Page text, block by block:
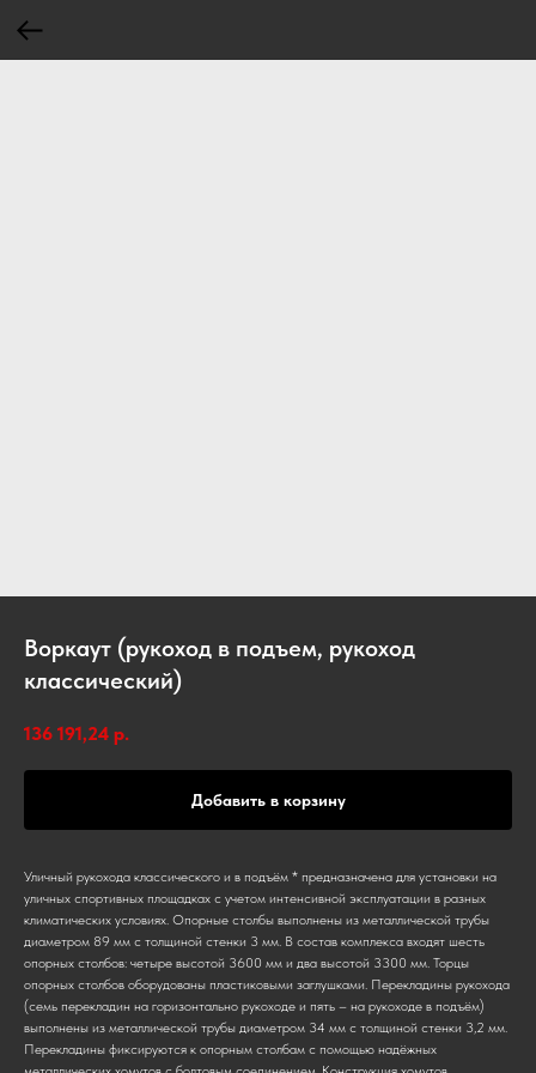
Воркаут (рукоход в подъем, рукоход
классический)
136 191,24 р.
Добавить в корзину
Уличный рукохода классического и в подъём * предназначена для установки на
уличных спортивных площадках с учетом интенсивной эксплуатации в разных
климатических условиях. Опорные столбы выполнены из металлической трубы
диаметром 89 мм с толщиной стенки 3 мм. В состав комплекса входят шесть
опорных столбов: четыре высотой 3600 мм и два высотой 3300 мм. Торцы
опорных столбов оборудованы пластиковыми заглушками. Перекладины рукохода
(семь перекладин на горизонтально рукоходе и пять – на рукоходе в подъём)
выполнены из металлической трубы диаметром 34 мм с толщиной стенки 3,2 мм.
Перекладины фиксируются к опорным столбам с помощью надёжных